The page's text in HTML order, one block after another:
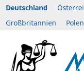
Deutschland
Großbritannien
Polen